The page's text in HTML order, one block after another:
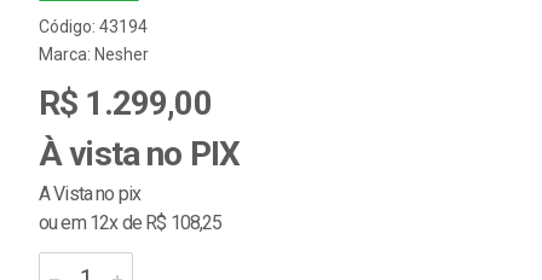
Código: 43194
Marca: Nesher
R$ 1.299,00
À vista no PIX
A Vista no pix
ou em 12x de R$ 108,25